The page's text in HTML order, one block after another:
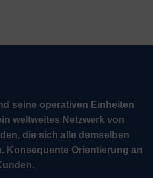
seine operativen Einheiten
weltweites Netzwerk von
die sich alle demselben
Konsequente Orientierung an